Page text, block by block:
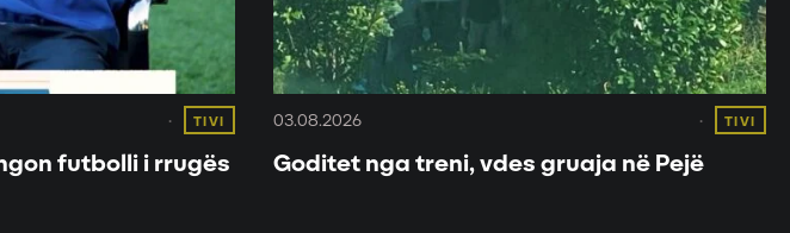
TIVI
futbolli i rrugës
03.08.2026 TIVI
Goditet nga treni, vdes gruaja në Pejë